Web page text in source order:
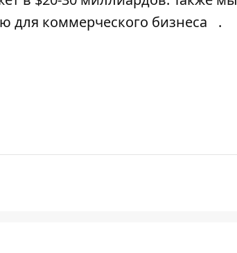
​​для коммерческого бизнеса .